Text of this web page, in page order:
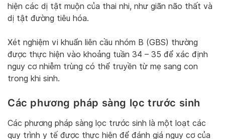
hiện các dị tật muộn của thai nhi, như giãn não thất và
dị tật đường tiêu hóa.
Xét nghiệm vi khuẩn liên cầu nhóm B (GBS) thường
được thực hiện vào khoảng tuần 34 – 35 để xác định
nguy cơ nhiễm trùng có thể truyền từ mẹ sang con
trong khi sinh.
Các phương pháp sàng lọc trước sinh
Các phương pháp sàng lọc trước sinh là một loạt các
quy trình y tế được thực hiện để đánh giá nguy cơ của